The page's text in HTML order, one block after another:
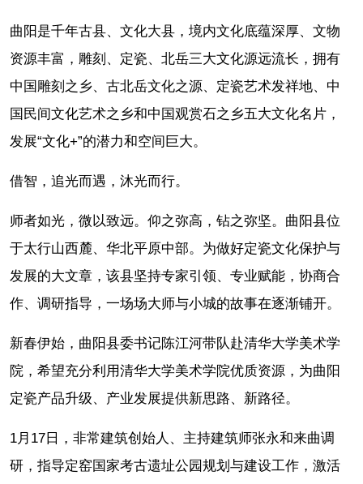
曲阳是千年古县、文化大县，境内文化底蕴深厚、文物
资源丰富，雕刻、定瓷、北岳三大文化源远流长，拥有
中国雕刻之乡、古北岳文化之源、定瓷艺术发祥地、中
国民间文化艺术之乡和中国观赏石之乡五大文化名片，
发展“文化+”的潜力和空间巨大。
借智，追光而遇，沐光而行。
师者如光，微以致远。仰之弥高，钻之弥坚。曲阳县位
于太行山西麓、华北平原中部。为做好定瓷文化保护与
发展的大文章，该县坚持专家引领、专业赋能，协商合
作、调研指导，一场场大师与小城的故事在逐渐铺开。
新春伊始，曲阳县委书记陈江河带队赴清华大学美术学
院，希望充分利用清华大学美术学院优质资源，为曲阳
定瓷产品升级、产业发展提供新思路、新路径。
1月17日，非常建筑创始人、主持建筑师张永和来曲调
研，指导定窑国家考古遗址公园规划与建设工作，激活